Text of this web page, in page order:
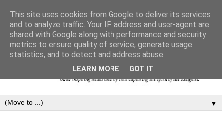
▼
This site uses cookies from Google to deliver its services
and to analyze traffic. Your IP address and user-agent are
shared with Google along with performance and security
metrics to ensure quality of service, generate usage
statistics, and to detect and address abuse.
LEARN MORE GOT IT